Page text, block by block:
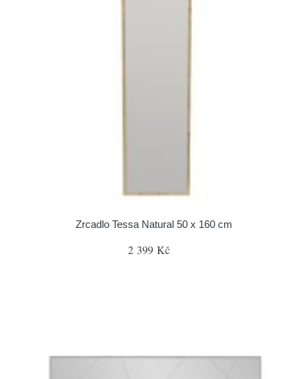
Zrcadlo Tessa Natural 50 x 160 cm
2 399 Kč